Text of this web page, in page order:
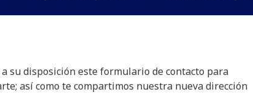
su disposición este formulario de contacto para
así como te compartimos nuestra nueva dirección